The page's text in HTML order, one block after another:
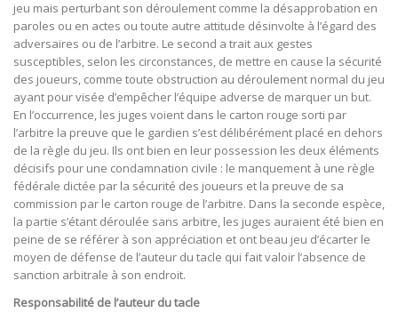
jeu mais perturbant son déroulement comme la désapprobation en
paroles ou en actes ou toute autre attitude désinvolte à l’égard des
adversaires ou de l’arbitre. Le second a trait aux gestes
susceptibles, selon les circonstances, de mettre en cause la sécurité
des joueurs, comme toute obstruction au déroulement normal du jeu
ayant pour visée d’empêcher l’équipe adverse de marquer un but.
En l’occurrence, les juges voient dans le carton rouge sorti par
l’arbitre la preuve que le gardien s’est délibérément placé en dehors
de la règle du jeu. Ils ont bien en leur possession les deux éléments
décisifs pour une condamnation civile : le manquement à une règle
fédérale dictée par la sécurité des joueurs et la preuve de sa
commission par le carton rouge de l’arbitre. Dans la seconde espèce,
la partie s’étant déroulée sans arbitre, les juges auraient été bien en
peine de se référer à son appréciation et ont beau jeu d’écarter le
moyen de défense de l’auteur du tacle qui fait valoir l’absence de
sanction arbitrale à son endroit.
Responsabilité de l’auteur du tacle